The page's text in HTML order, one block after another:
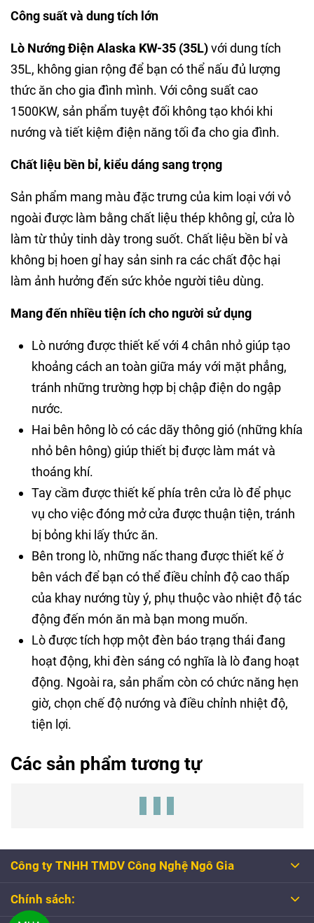
Công suất và dung tích lớn
Lò Nướng Điện Alaska KW-35 (35L)với dung tích
35L, không gian rộng để bạn có thể nấu đủ lượng
thức ăn cho gia đình mình. Với công suất cao
1500KW, sản phẩm tuyệt đối không tạo khói khi
nướng và tiết kiệm điện năng tối đa cho gia đình.
Chất liệu bền bỉ, kiểu dáng sang trọng
Sản phẩm mang màu đặc trưng của kim loại với vỏ
ngoài được làm bằng chất liệu thép không gỉ, cửa lò
làm từ thủy tinh dày trong suốt. Chất liệu bền bỉ và
không bị hoen gỉ hay sản sinh ra các chất độc hại
làm ảnh hưởng đến sức khỏe người tiêu dùng.
Mang đến nhiều tiện ích cho người sử dụng
Lò nướng được thiết kế với 4 chân nhỏ giúp tạo
khoảng cách an toàn giữa máy với mặt phẳng,
tránh những trường hợp bị chập điện do ngập
nước.
Hai bên hông lò có các dãy thông gió (những khía
nhỏ bên hông) giúp thiết bị được làm mát và
thoáng khí.
Tay cầm được thiết kế phía trên cửa lò để phục
vụ cho việc đóng mở cửa được thuận tiện, tránh
bị bỏng khi lấy thức ăn.
Bên trong lò, những nấc thang được thiết kế ở
bên vách để bạn có thể điều chỉnh độ cao thấp
của khay nướng tùy ý, phụ thuộc vào nhiệt độ tác
động đến món ăn mà bạn mong muốn.
Lò được tích hợp một đèn báo trạng thái đang
hoạt động, khi đèn sáng có nghĩa là lò đang hoạt
động. Ngoài ra, sản phẩm còn có chức năng hẹn
giờ, chọn chế độ nướng và điều chỉnh nhiệt độ,
tiện lợi.
Các sản phẩm tương tự
Công ty TNHH TMDV Công Nghệ Ngô Gia
Chính sách: